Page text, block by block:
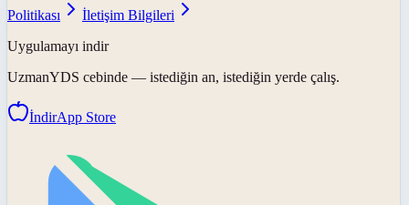
Politikası
İletişim Bilgileri
Uygulamayı indir
UzmanYDS cebinde — istediğin an, istediğin yerde çalış.
İndirApp Store